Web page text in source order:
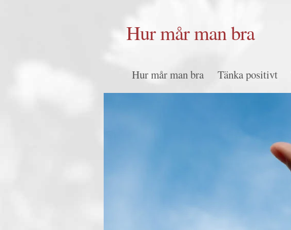
Hur mår man bra
Hur mår man bra Tänka positivt